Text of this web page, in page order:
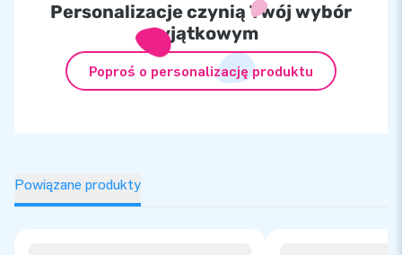
Personalizacje czynią Twój wybór
wyjątkowym
Poproś o personalizację produktu
Powiązane produkty